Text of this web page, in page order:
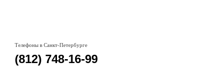
Телефоны в Санкт-Петербурге
(812) 748-16-99